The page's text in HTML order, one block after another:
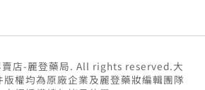
店-麗登藥局. All rights reserved.大
權均為原廠企業及麗登藥妝編輯團隊